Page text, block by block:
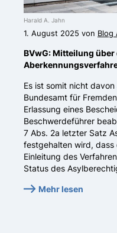
Harald A. Jahn
1. August 2025 von Blog
BVwG: Mitteilung
Es ist somit nicht
Bundesamt für
Erlassung eines
Beschwerdeführer
7 Abs. 2a letzter Satz
festgehalten wird,
Einleitung des
Status des
Mehr lesen